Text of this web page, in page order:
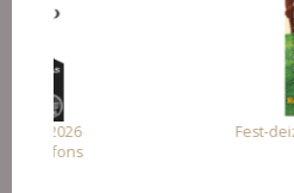
Fest-deiz ha noz a
Association